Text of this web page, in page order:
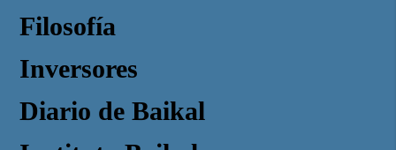
Filosofía
Inversores
Diario de Baikal